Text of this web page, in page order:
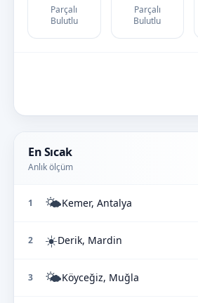
Parçalı
Bulutlu
Parçalı
Bulutlu
En Sıcak
Anlık ölçüm
1 🌤️Kemer, Antalya
2 ☀️Derik, Mardin
3 🌤️Köyceğiz, Muğla